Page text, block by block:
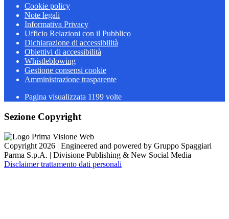
Cookie policy
Note legali
Informativa Privacy
Ufficio Relazioni con il Pubblico
Dichiarazione di accessibilità
Obiettivi di accessibilità
Whistleblowing
Gestione consensi cookie
Amministrazione trasparente
Pagina visualizzata 1199 volte
Sezione Copyright
Copyright 2026 | Engineered and powered by Gruppo Spaggiari
Parma S.p.A. | Divisione Publishing & New Social Media
Disclaimer trattamento dati personali